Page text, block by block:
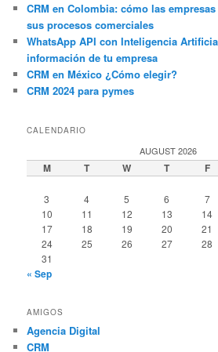
CRM en Colombia: cómo las
sus procesos comerciales
WhatsApp API con Inteligencia
información de tu empresa
CRM en México ¿Cómo elegir?
CRM 2024 para pymes
CALENDARIO
AUGUST 2026
M T W T F
3
4 5 6 7
10
11 12 13 14
17
18 19 20 21
24
25 26 27 28
31
« Sep
AMIGOS
Agencia Digital
CRM